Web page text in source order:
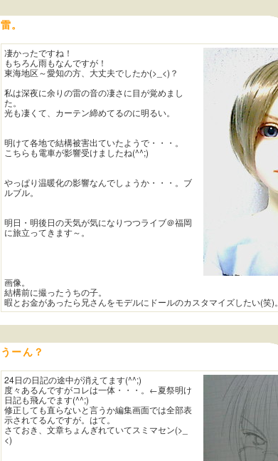
雷。
凄かったですね！
もちろん雨もなんですが！
東海地区～愛知の方、大丈夫でしたか(>_<)？
私は深夜に余りの雷の音の凄さに目が覚めまし
た。
光も凄くて、カーテン締めてるのに明るい。
明けて各地で結構被害出ていたようで・・・。
こちらも電車が影響受けましたね(^^;)
やっぱり温暖化の影響なんでしょうか・・・。ブ
ルブル。
明日・明後日の天気が気になりつつライブ＠福岡
に旅立ってきます～。
画像。
結構前に撮ったうちの子。
暇とお金があったら兄さんをモデルにドールのカスタマイズしたい(笑)。
うーん？
24日の日記の途中が消えてます(^^;)
度々あるんですがコレは一体・・・。←夏祭明け
日記も飛んでます(^^;)
修正しても直らないと言うか編集画面では全部表
示されてるんですが。はて。
さておき、文章ちょんぎれていてスミマセン(>_
<)